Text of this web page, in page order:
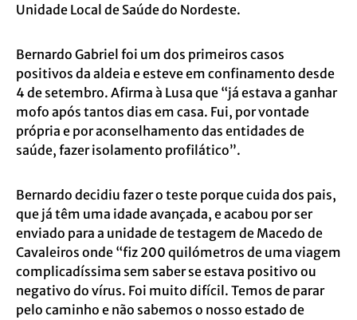
Unidade Local de Saúde do Nordeste.
Bernardo Gabriel foi um dos primeiros casos
positivos da aldeia e esteve em confinamento desde
4 de setembro. Afirma à Lusa que “já estava a ganhar
mofo após tantos dias em casa. Fui, por vontade
própria e por aconselhamento das entidades de
saúde, fazer isolamento profilático”.
Bernardo decidiu fazer o teste porque cuida dos pais,
que já têm uma idade avançada, e acabou por ser
enviado para a unidade de testagem de Macedo de
Cavaleiros onde “fiz 200 quilómetros de uma viagem
complicadíssima sem saber se estava positivo ou
negativo do vírus. Foi muito difícil. Temos de parar
pelo caminho e não sabemos o nosso estado de